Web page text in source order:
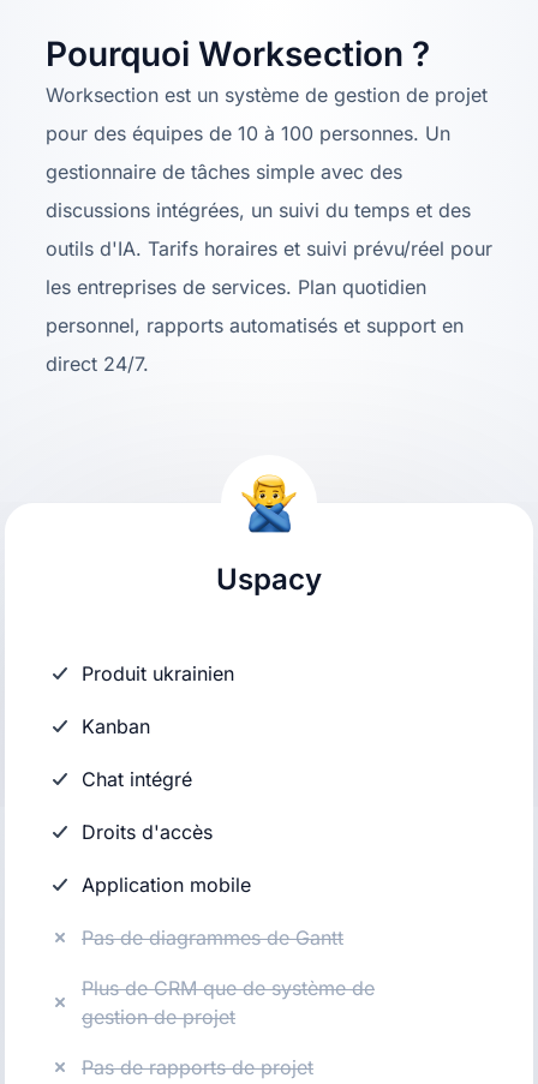
Pourquoi Worksection ?
Worksection est un système de gestion de projet
pour des équipes de 10 à 100 personnes. Un
gestionnaire de tâches simple avec des
discussions intégrées, un suivi du temps et des
outils d'IA. Tarifs horaires et suivi prévu/réel pour
les entreprises de services. Plan quotidien
personnel, rapports automatisés et support en
direct 24/7.
Uspacy
Produit ukrainien
Kanban
Chat intégré
Droits d'accès
Application mobile
Pas de diagrammes de Gantt
Plus de CRM que de système de
gestion de projet
Pas de rapports de projet